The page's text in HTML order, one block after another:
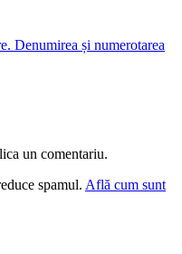
Denumirea și numerotarea
un comentariu.
spamul. Află cum sunt